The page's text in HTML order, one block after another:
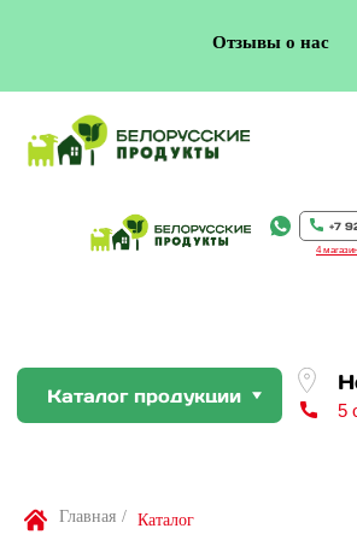
Отзывы о нас
+7
4
По Вашей
Главная / Каталог